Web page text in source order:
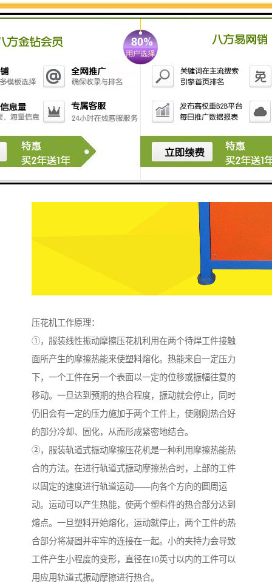
压花机工作原理：
①，服装线性振动摩擦压花机利用在两个待焊工件接触
面所产生的摩擦热能来使塑料熔化。热能来自一定压力
下，一个工件在另一个表面以一定的位移或振幅往复的
移动。一旦达到预期的热合程度，振动就会停止，同时
仍旧会有一定的压力施加于两个工件上，使刚刚热合好
的部分冷却、固化，从而形成紧密地结合。
②，服装轨道式振动摩擦压花机是一种利用摩擦热能热
合的方法。在进行轨道式振动摩擦热合时，上部的工件
以固定的速度进行轨道运动——向各个方向的圆周运
动。运动可以产生热能，使两个塑料件的热合部分达到
熔点。一旦塑料开始熔化，运动就停止，两个工件的热
合部分将凝固并牢牢的连接在一起。小的夹持力会导致
工件产生小程度的变形，直径在10英寸以内的工件可以
用应用轨道式振动摩擦进行热合。